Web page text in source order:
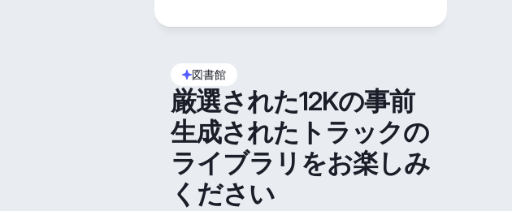
図書館
厳選された12Kの事前
生成されたトラックの
ライブラリをお楽しみ
ください